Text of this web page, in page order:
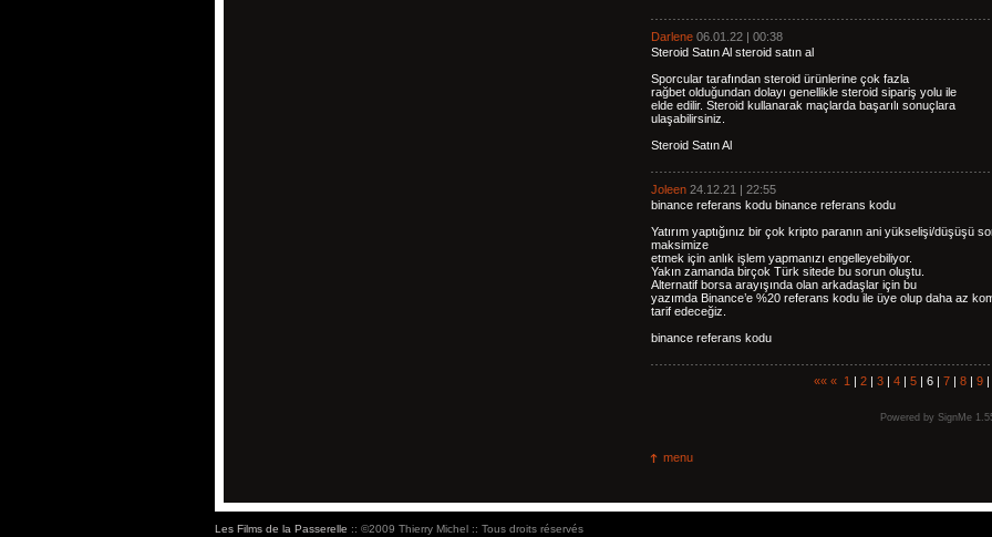
Darlene 06.01.22 | 00:38
Steroid Satın Al steroid satın al
Sporcular tarafından steroid ürünlerine çok fazla
rağbet olduğundan dolayı genellikle steroid sipariş yolu ile
elde edilir. Steroid kullanarak maçlarda başarılı sonuçlara
ulaşabilirsiniz.
Steroid Satın Al
Joleen 24.12.21 | 22:55
binance referans kodu binance referans kodu
Yatırım yaptığınız bir çok kripto paranın ani yükselişi/düşüşü
maksimize
etmek için anlık işlem yapmanızı engelleyebiliyor.
Yakın zamanda birçok Türk sitede bu sorun oluştu.
Alternatif borsa arayışında olan arkadaşlar için bu
yazımda Binance’e %20 referans kodu ile üye olup daha az
tarif edeceğiz.
binance referans kodu
«« « 1 | 2| 3| 4| 5| 6 | 7| 8| 9|
Powered by SignMe
menu
Les Films de la Passerelle :: ©2009 Thierry Michel :: Tous droits réservés